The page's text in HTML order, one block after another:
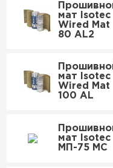
мат Isotec
Wired Mat
80 AL2
мат Isotec
Wired Mat
100 AL
мат Isotec
МП-75 МС
Утеплитель
Утеплитель
Утеплитель